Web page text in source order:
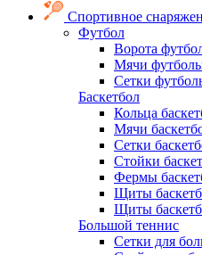
Спортивное
Футбол
Ворота
Мячи
Сетки
Баскетбол
Кольца
Мячи
Сетки
Стойки
Фермы
Щиты
Щиты
Большой теннис
Сетки для